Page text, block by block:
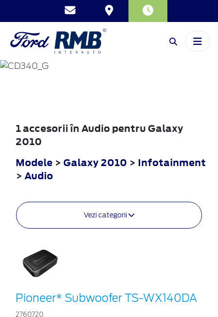
GALAXY
1 accesorii în Audio pentru Galaxy
2010
Modele > Galaxy 2010 > Infotainment
> Audio
Vezi categorii
Pioneer* Subwoofer TS-WX140DA
2760720